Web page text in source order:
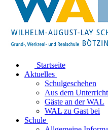
Startseite
Aktuelles
Schulgeschehen
Aus dem Unterricht
Gäste an der WAL
WAL zu Gast bei
Schule